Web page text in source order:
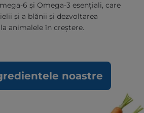
6 și Omega-3 esențiali, care
și a blănii și dezvoltarea
animalele în creștere.
noastre